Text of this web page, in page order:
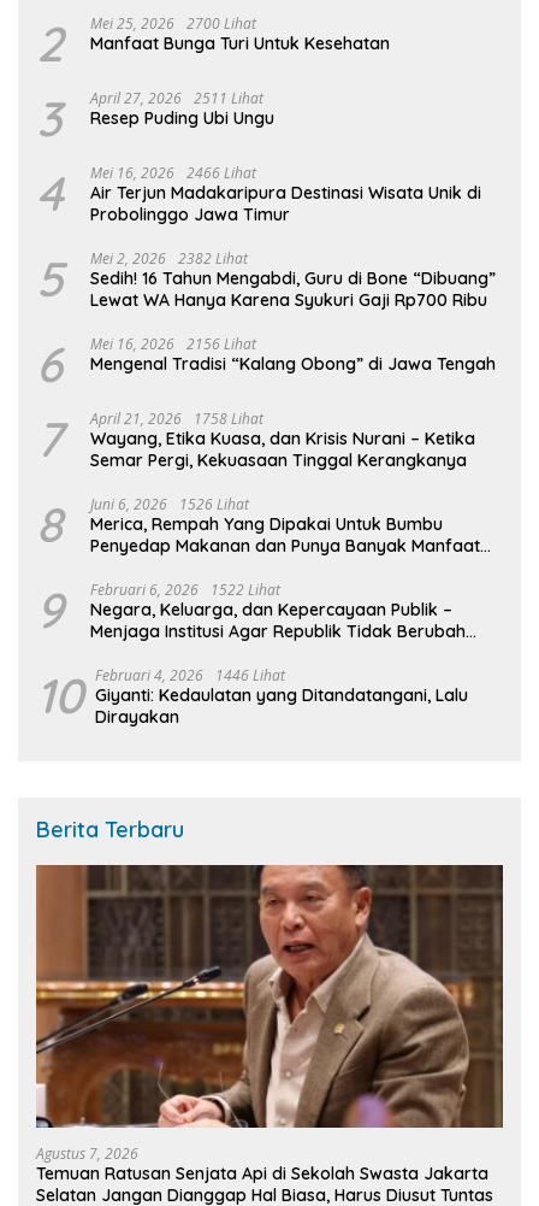
2 Mei 25, 2026 2700 Lihat
Manfaat Bunga Turi Untuk Kesehatan
3 April 27, 2026 2511 Lihat
Resep Puding Ubi Ungu
4 Mei 16, 2026 2466 Lihat
Air Terjun Madakaripura Destinasi Wisata Unik di
Probolinggo Jawa Timur
5 Mei 2, 2026 2382 Lihat
Sedih! 16 Tahun Mengabdi, Guru di Bone “Dibuang”
Lewat WA Hanya Karena Syukuri Gaji Rp700 Ribu
6 Mei 16, 2026 2156 Lihat
Mengenal Tradisi “Kalang Obong” di Jawa Tengah
7 April 21, 2026 1758 Lihat
Wayang, Etika Kuasa, dan Krisis Nurani – Ketika
Semar Pergi, Kekuasaan Tinggal Kerangkanya
8 Juni 6, 2026 1526 Lihat
Merica, Rempah Yang Dipakai Untuk Bumbu
Penyedap Makanan dan Punya Banyak Manfaat
9 Februari 6, 2026 1522 Lihat
Negara, Keluarga, dan Kepercayaan Publik –
Menjaga Institusi Agar Republik Tidak Berubah
10 Februari 4, 2026 1446 Lihat
Giyanti: Kedaulatan yang Ditandatangani, Lalu
Dirayakan
Berita Terbaru
Agustus 7, 2026
Temuan Ratusan Senjata Api di Sekolah Swasta Jakarta
Selatan Jangan Dianggap Hal Biasa, Harus Diusut Tuntas